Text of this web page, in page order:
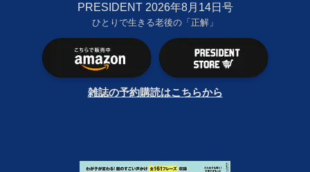
PRESIDENT 2026年8月14日号
ひとりで生きる老後の「正解」
雑誌の予約購読はこちらから